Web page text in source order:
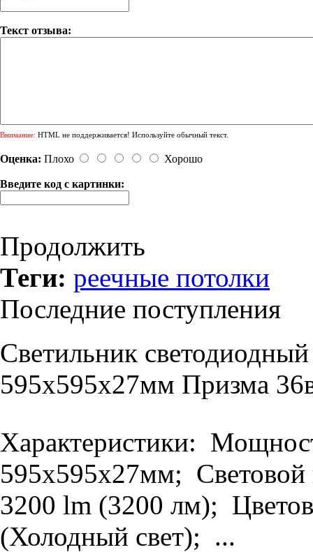
Текст отзыва:
Внимание: HTML не поддерживается! Используйте обычный текст.
Оценка: Плохо Хорошо
Введите код с картинки:
Продолжить
Теги: реечные потолки
Последние поступления
Светильник
595х595х27мм Призма
Характеристики:
595х595х27мм; Световой
3200 lm (3200 лм);
(Холодный свет); ...